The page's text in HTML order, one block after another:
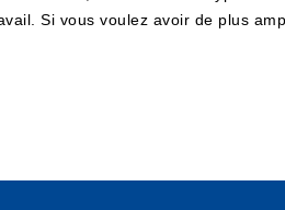
Si vous voulez avoir de plus